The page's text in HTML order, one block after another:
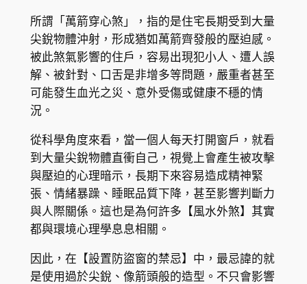
所謂「萬箭穿心煞」，指的是住宅長期受到大量
尖銳物體沖射，形成猶如萬箭齊發般的壓迫感。
被此煞氣影響的住戶，容易出現犯小人、遭人誤
解、被針對、口舌是非增多等問題，嚴重者甚至
可能發生血光之災、意外受傷或健康不穩的情
況。
從科學角度來看，當一個人每天打開窗戶，就看
到大量尖銳物體直衝自己，視覺上會產生被攻擊
與壓迫的心理暗示，長期下來容易造成精神緊
張、情緒暴躁、睡眠品質下降，甚至影響判斷力
與人際關係。這也是為何許多【風水外煞】其實
都與環境心理學息息相關。
因此，在【設置防盜窗的禁忌】中，最忌諱的就
是使用過於尖銳、像箭頭般的造型。不只會影響